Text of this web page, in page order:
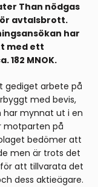
Than nödgas
avtalsbrott.
har
med ett
182 MNOK.
gediget arbete på
med bevis,
har mynnat ut i en
motparten på
bedömer att
men är trots det
att tillvarata det
dess aktieägare.